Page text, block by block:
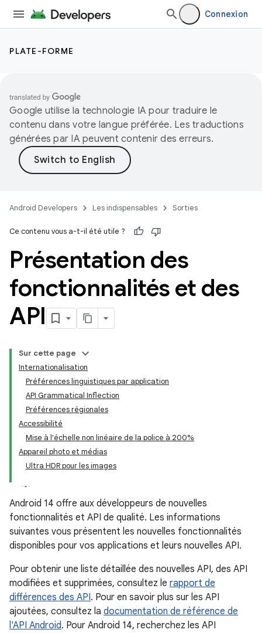
Connexion
PLATE-FORME
Google utilise la technologie IA pour traduire le
contenu dans votre langue préférée. Les traductions
générées par IA peuvent contenir des erreurs.
Android Developers Les indispensables Sorties
Ce contenu vous a-t-il été utile ?
Présentation des
fonctionnalités et des
API
Sur cette page
Internationalisation
Préférences linguistiques par application
API Grammatical Inflection
Préférences régionales
Accessibilité
Mise à l'échelle non linéaire de la police à 200%
Appareil photo et médias
Ultra HDR pour les images
Android 14 offre aux développeurs de nouvelles
fonctionnalités et API de qualité. Les informations
suivantes vous présentent les nouvelles fonctionnalités
disponibles pour vos applications et leurs nouvelles API.
Pour obtenir une liste détaillée des nouvelles API, des API
modifiées et supprimées, consultez le rapport de
différences des API. Pour en savoir plus sur les API
ajoutées, consultez la documentation de référence de
l'API Android. Pour Android 14, recherchez les API